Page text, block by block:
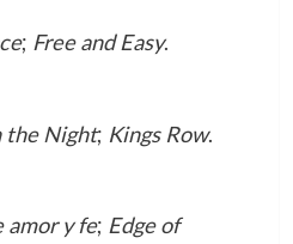
; Free and Easy.
the Night; Kings Row.
amor y fe; Edge of